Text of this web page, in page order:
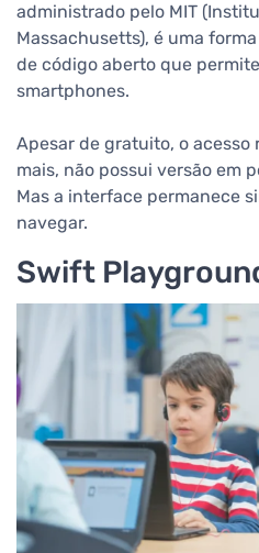
administrado pelo MIT
Massachusetts), é uma
de código aberto que
smartphones.
Apesar de gratuito, o acesso
mais, não possui versão em
Mas a interface permanece
navegar.
Swift